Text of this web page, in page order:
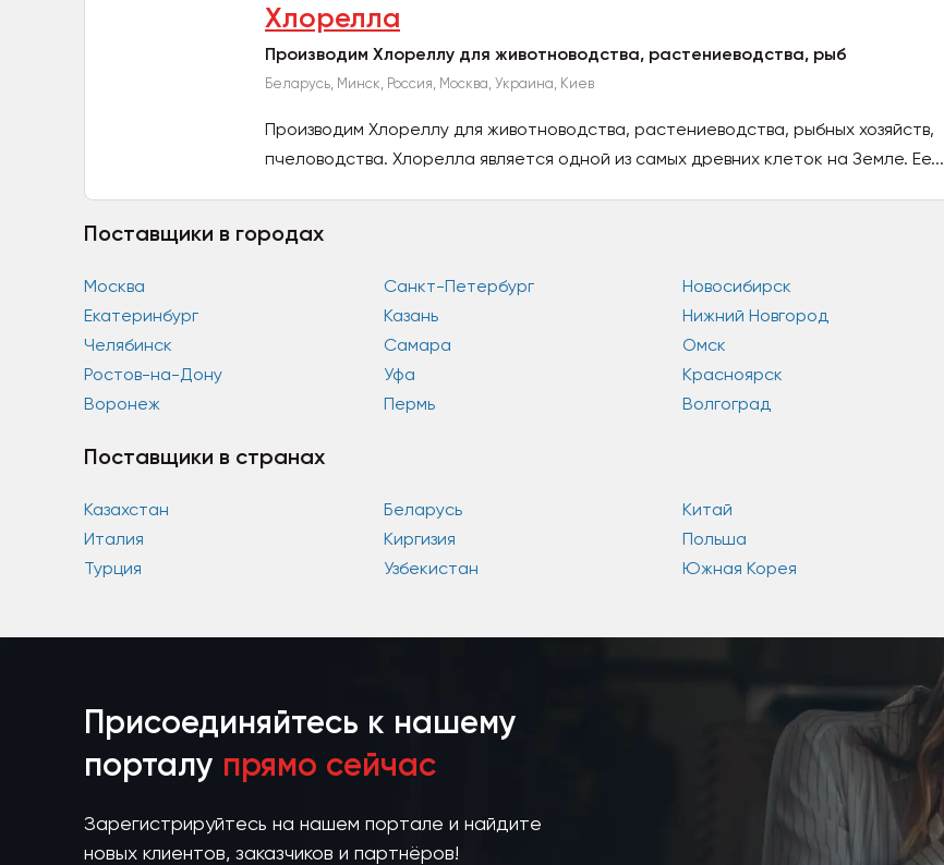
Хлорелла
Производим Хлореллу для животноводства, растениеводства, рыб
Беларусь, Минск, Россия, Москва, Украина, Киев
Производим Хлореллу для животноводства, растениеводства, рыбных хозяйств,
пчеловодства. Хлорелла является одной из самых древних клеток на Земле. Ее...
Поставщики в городах
Москва Санкт-Петербург
Новосибирск
Екатеринбург
Казань
Нижний Новгород
Челябинск
Самара
Омск
Ростов-на-Дону
Уфа
Красноярск
Воронеж
Пермь Волгоград
Поставщики в странах
Казахстан Беларусь
Китай
Италия
Киргизия
Польша
Турция
Узбекистан Южная Корея
Присоединяйтесь к нашему
порталу прямо сейчас
Зарегистрируйтесь на нашем портале и найдите
новых клиентов, заказчиков и партнёров!